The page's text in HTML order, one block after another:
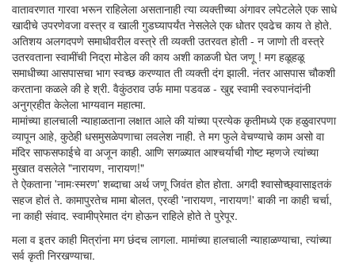
वातावरणात गारवा भरून राहिलेला असतानाही त्या व्यक्तीच्या अंगावर लपेटलेले एक साधे
खादीचे उपरणेवजा वस्त्र व खाली गुडघ्यापर्यंत नेसलेले एक धोतर एवढेच काय ते होते.
अतिशय अलगदपणे समाधीवरील वस्त्रे ती व्यक्ती उतरवत होती - न जाणो ती वस्त्रे
उतरवताना स्वामींची निद्रा मोडेल की काय अशी काळजी घेत जणू ! मग हळूहळू
समाधीच्या आसपासचा भाग स्वच्छ करण्यात ती व्यक्ती दंग झाली. नंतर आसपास चौकशी
करताना कळले की हे श्री. वैकुंठराव उर्फ मामा पडवळ - खुद्द स्वामी स्वरुपानंदांनी
अनुग्रहीत केलेला भाग्यवान महात्मा.
मामांच्या हालचाली न्याहाळताना लक्षात आले की यांच्या प्रत्येक कृतीमध्ये एक हळुवारपणा
व्यापून आहे, कुठेही धसमुसळेपणाचा लवलेश नाही. ते मग फुले वेचण्याचे काम असो वा
मंदिर साफसफाईचे वा अजून काही. आणि सगळ्यात आश्चर्याची गोष्ट म्हणजे त्यांच्या
मुखात वसलेले "नारायण, नारायण!"
ते ऐकताना 'नामःस्मरण' शब्दाचा अर्थ जणू जिवंत होत होता. अगदी श्वासोच्छ्वासाइतकं
सहज होतं ते. कामापुरतेच मामा बोलत, एरव्ही 'नारायण, नारायण!' बाकी ना काही चर्चा,
ना काही संवाद. स्वामीप्रेमात दंग होऊन राहिले होते ते पुरेपूर.
मला व इतर काही मित्रांना मग छंदच लागला. मामांच्या हालचाली न्याहाळण्याचा, त्यांच्या
सर्व कृती निरखण्याचा.